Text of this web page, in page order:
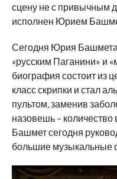
сцену не с привычным
исполнен Юрием
Сегодня Юрия Башмета
«русским Паганини» и
биография состоит из
класс скрипки и стал
пультом, заменив
назовешь – количество
Башмет сегодня
большие музыкальные